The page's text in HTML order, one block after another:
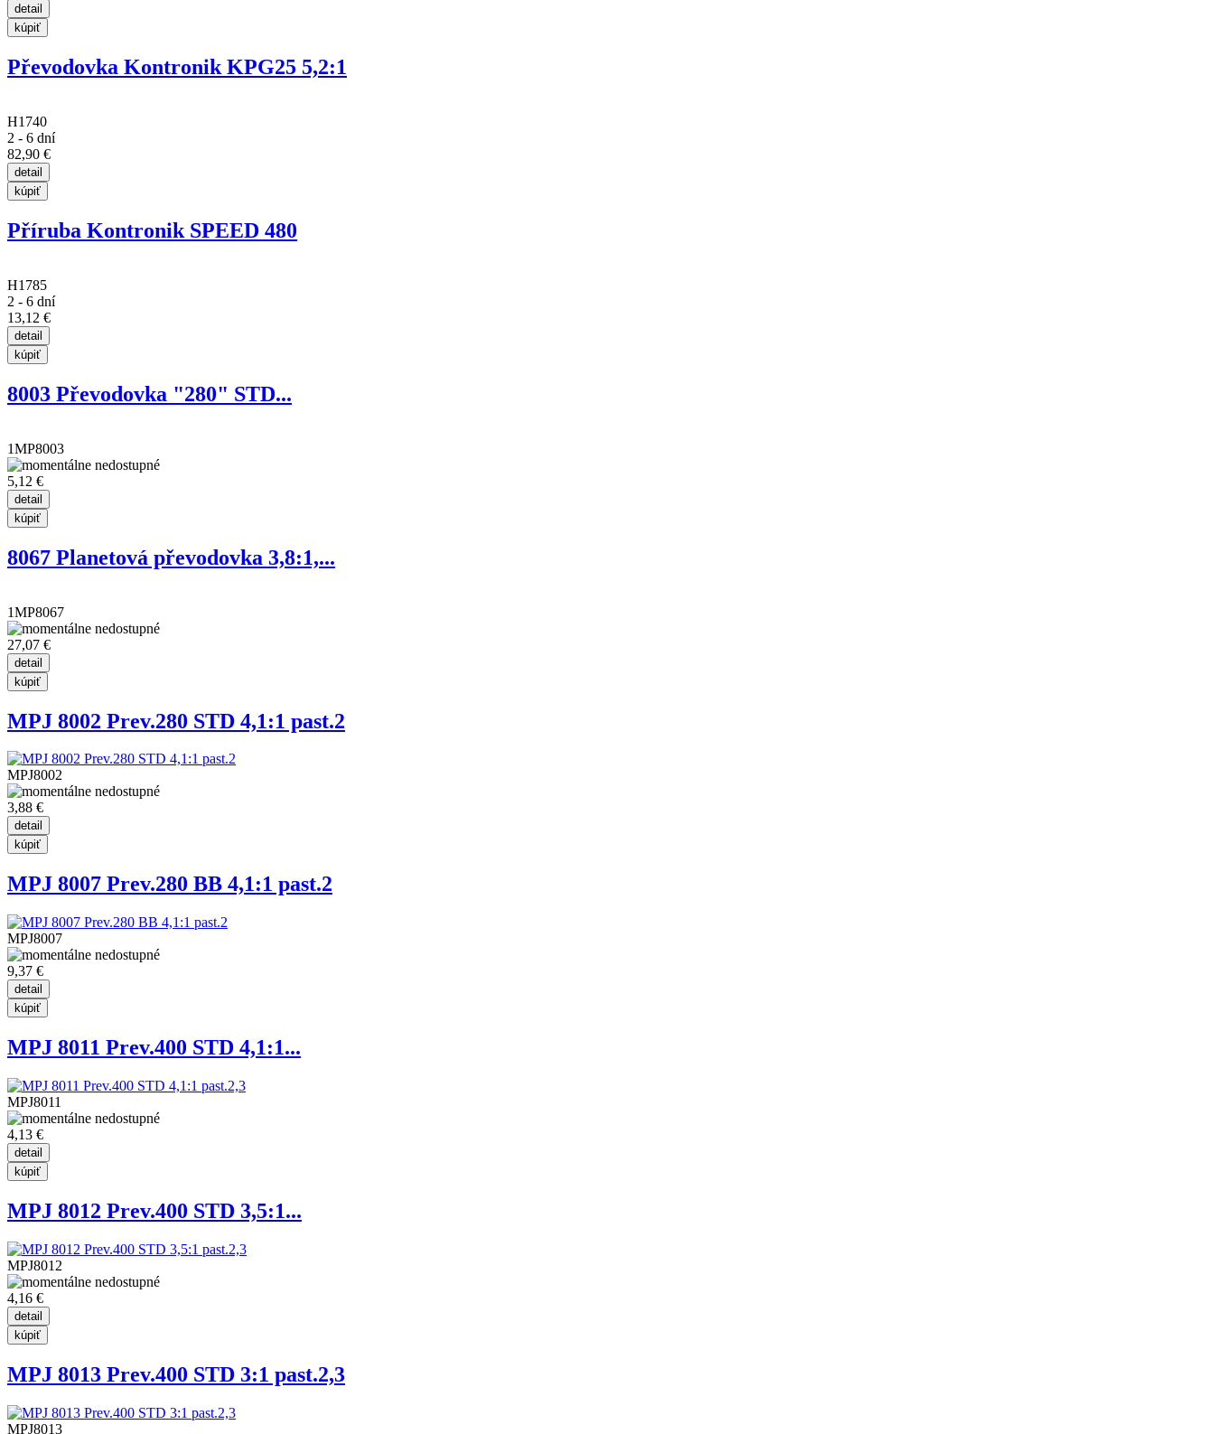
Převodovka Kontronik KPG25 5,2:1
H1740
2 - 6 dní
82,90 €
Příruba Kontronik SPEED 480
H1785
2 - 6 dní
13,12 €
8003 Převodovka "280" STD...
1MP8003
5,12 €
8067 Planetová převodovka 3,8:1,...
1MP8067
27,07 €
MPJ 8002 Prev.280 STD 4,1:1 past.2
MPJ8002
3,88 €
MPJ 8007 Prev.280 BB 4,1:1 past.2
MPJ8007
9,37 €
MPJ 8011 Prev.400 STD 4,1:1...
MPJ8011
4,13 €
MPJ 8012 Prev.400 STD 3,5:1...
MPJ8012
4,16 €
MPJ 8013 Prev.400 STD 3:1 past.2,3
MPJ8013